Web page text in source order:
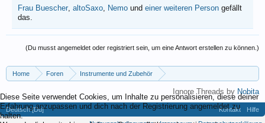
Frau Buescher, altoSaxo, Nemo und einer weiteren Person gefällt
das.
(Du musst angemeldet oder registriert sein, um eine Antwort erstellen zu können.)
Home Foren
Instrumente und Zubehör
Ignore Threads by Nobita
Deutsch [Du] Kontakt
Hilfe
Diese Seite verwendet Cookies, um Inhalte zu personalisieren, diese deiner
Erfahrung anzupassen und dich nach der Registrierung angemeldet zu
halten.